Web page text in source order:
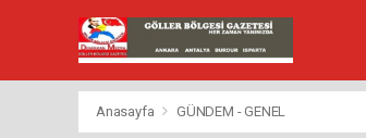
Anasayfa GÜNDEM - GENEL